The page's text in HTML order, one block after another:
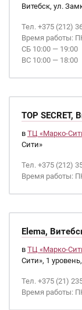
Витебск, ул.
Тел. +375 (212)
Время работы:
СБ 10:00 — 19:00
ВС 10:00 — 18:00
TOP
в ТЦ «Марко-
Сити»
Тел. +375 (212)
Время работы:
Elema,
в ТЦ «Марко-
Сити», 1
Тел. +375 (21)
Время работы: